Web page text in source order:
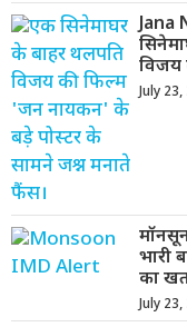
Jana
विजय
July 23,
भारी
का
July 23,